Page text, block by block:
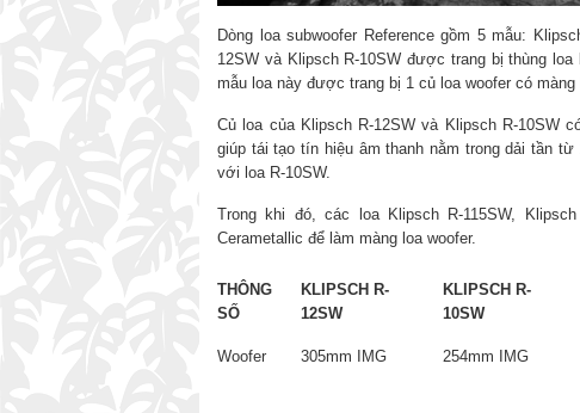
Dòng loa subwoofer Reference gồm 5 mẫu:
12SW và Klipsch R-10SW được trang bị thùng
mẫu loa này được trang bị 1 củ loa woofer có
Củ loa của Klipsch R-12SW và Klipsch R-10SW
giúp tái tạo tín hiệu âm thanh nằm trong dải tần
với loa R-10SW.
Trong khi đó, các loa Klipsch R-115SW,
Cerametallic để làm màng loa woofer.
THÔNG
SỐ
KLIPSCH R-
12SW
KLIPSCH R-
10SW
Woofer 305mm IMG 254mm IMG